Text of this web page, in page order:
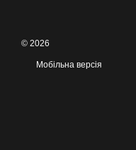
© 2026
Мобільна версія